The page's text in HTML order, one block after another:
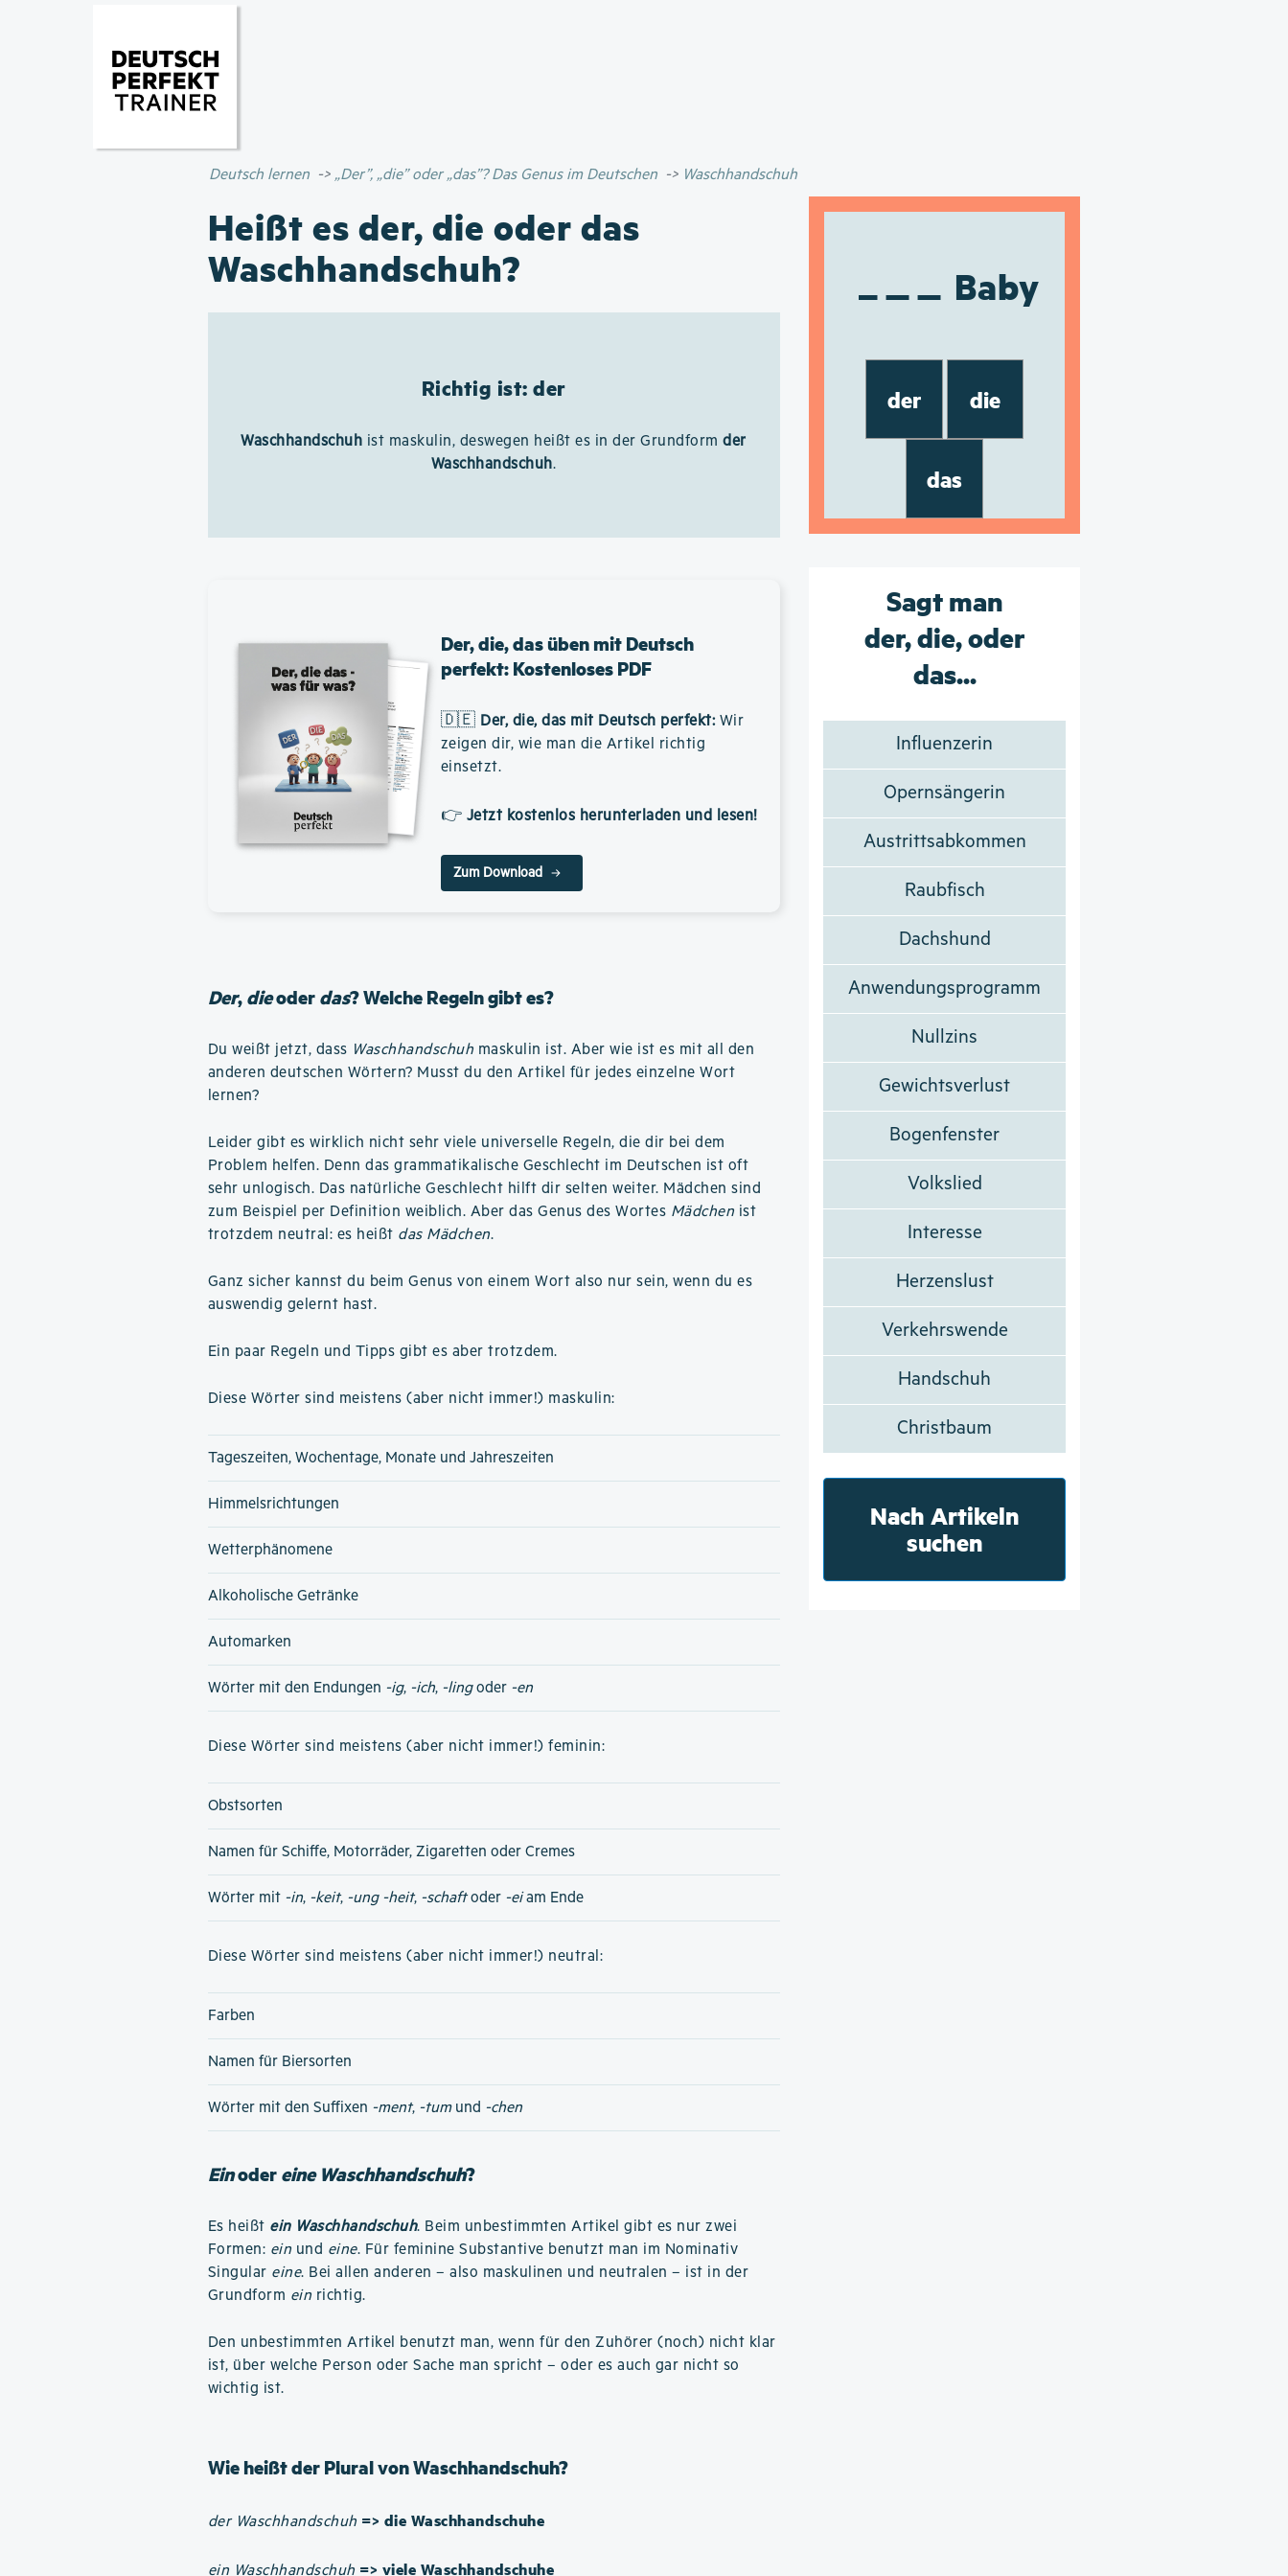
Deutsch lernen „Der”, „die” oder „das”? Das Genus im Deutschen Waschhandschuh
Heißt es der, die oder das
Waschhandschuh?
Richtig ist: der
Waschhandschuh ist maskulin, deswegen heißt es in der Grundformder
Waschhandschuh.
Der, die, das üben mit Deutsch
perfekt: Kostenloses PDF
🇩🇪 Der, die, das mit Deutsch perfekt: Wir
zeigen dir, wie man die Artikel richtig
einsetzt.
👉 Jetzt kostenlos herunterladen und lesen!
Zum Download
Der,dieoderdas? Welche Regeln gibt es?
Du weißt jetzt, dass Waschhandschuh maskulin ist. Aber wie ist es mit all den
anderen deutschen Wörtern? Musst du den Artikel für jedes einzelne Wort
lernen?
Leider gibt es wirklich nicht sehr viele universelle Regeln, die dir bei dem
Problem helfen. Denn das grammatikalische Geschlecht im Deutschen ist oft
sehr unlogisch. Das natürliche Geschlecht hilft dir selten weiter. Mädchen sind
zum Beispiel per Definition weiblich. Aber das Genus des Wortes Mädchen ist
trotzdem neutral: es heißt das Mädchen.
Ganz sicher kannst du beim Genus von einem Wort also nur sein, wenn du es
auswendig gelernt hast.
Ein paar Regeln und Tipps gibt es aber trotzdem.
Diese Wörter sind meistens (aber nicht immer!) maskulin:
Tageszeiten, Wochentage, Monate und Jahreszeiten
Himmelsrichtungen
Wetterphänomene
Alkoholische Getränke
Automarken
Wörter mit den Endungen -ig, -ich, -lingoder -en
Diese Wörter sind meistens (aber nicht immer!) feminin:
Obstsorten
Namen für Schiffe, Motorräder, Zigaretten oder Cremes
Wörter mit -in, -keit, -ung -heit, -schaftoder -eiam Ende
Diese Wörter sind meistens (aber nicht immer!) neutral:
Farben
Namen für Biersorten
Wörter mit den Suffixen -ment, -tumund -chen
Einodereine Waschhandschuh?
Es heißt ein Waschhandschuh. Beim unbestimmten Artikel gibt es nur zwei
Formen: ein und eine. Für feminine Substantive benutzt man im Nominativ
Singular eine. Bei allen anderen – also maskulinen und neutralen – ist in der
Grundform ein richtig.
Den unbestimmten Artikel benutzt man, wenn für den Zuhörer (noch) nicht klar
ist, über welche Person oder Sache man spricht – oder es auch gar nicht so
wichtig ist.
Wie heißt der Plural von Waschhandschuh?
der Waschhandschuh => die Waschhandschuhe
ein Waschhandschuh => viele Waschhandschuhe
Baby
der die
das
Sagt man
der, die, oder
das...
Influenzerin
Opernsängerin
Austrittsabkommen
Raubfisch
Dachshund
Anwendungsprogramm
Nullzins
Gewichtsverlust
Bogenfenster
Volkslied
Interesse
Herzenslust
Verkehrswende
Handschuh
Christbaum
Nach Artikeln
suchen